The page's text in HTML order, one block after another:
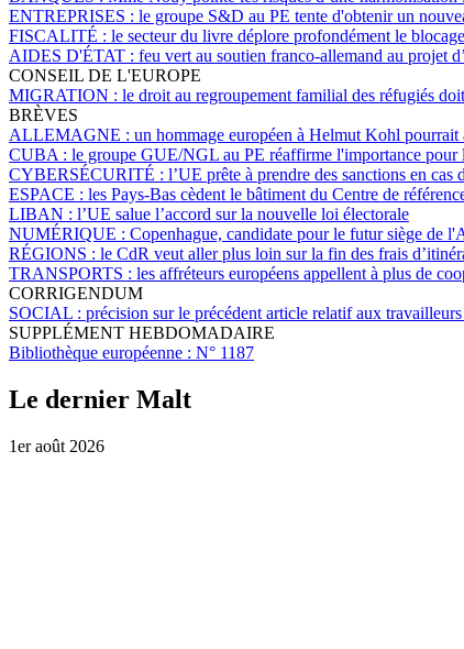
ENTREPRISES : le groupe S&D au PE tente d'obtenir un
FISCALITÉ : le secteur du livre déplore profondément le
AIDES D'ÉTAT : feu vert au soutien franco-allemand au projet
CONSEIL DE L'EUROPE
MIGRATION : le droit au regroupement familial des réfugiés
BRÈVES
ALLEMAGNE : un hommage européen à Helmut Kohl
CUBA : le groupe GUE/NGL au PE réaffirme l'importance
CYBERSÉCURITÉ : l’UE prête à prendre des sanctions en cas
ESPACE : les Pays-Bas cèdent le bâtiment du Centre de
LIBAN : l’UE salue l’accord sur la nouvelle loi électorale
NUMÉRIQUE : Copenhague, candidate pour le futur siège de
RÉGIONS : le CdR veut aller plus loin sur la fin des frais
TRANSPORTS : les affréteurs européens appellent à plus de
CORRIGENDUM
SOCIAL : précision sur le précédent article relatif aux travailleurs
SUPPLÉMENT HEBDOMADAIRE
Bibliothèque européenne : N° 1187
Le dernier Malt
1er août 2026